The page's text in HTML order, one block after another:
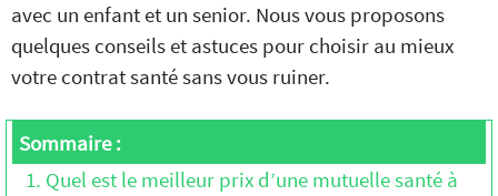
avec un enfant et un senior. Nous vous proposons
quelques conseils et astuces pour choisir au mieux
votre contrat santé sans vous ruiner.
Sommaire :
1. Quel est le meilleur prix d’une mutuelle santé à